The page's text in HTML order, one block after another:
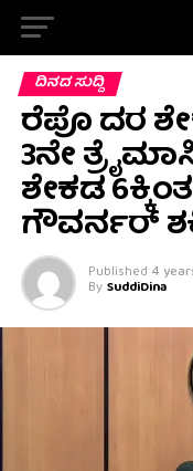
ದಿನದ ಸುದ್ದಿ
ರೆಪೊ ದರ
3ನೇ
ಶೇಕಡ
ಗೌವರ್ನರ್
Published 4
By SuddiDina